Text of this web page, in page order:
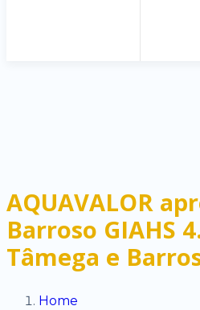
AQUAVALOR
Barroso GIAHS
Tâmega e
Home